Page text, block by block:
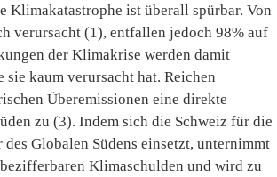
Klimakatastrophe ist überall spürbar. Von
verursacht (1), entfallen jedoch 98% auf
der Klimakrise werden damit
kaum verursacht hat. Reichen
Überemissionen eine direkte
zu (3). Indem sich die Schweiz für die
Globalen Südens einsetzt, unternimmt
Klimaschulden und wird zu